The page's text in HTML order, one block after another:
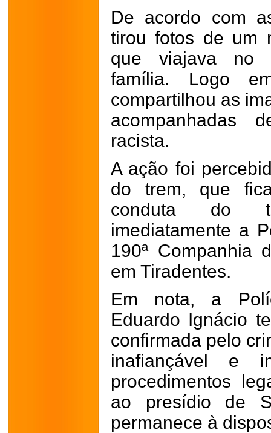
De acordo com
tirou fotos de um
que viajava no
família. Logo
compartilhou as
acompanhadas
racista.
A ação foi
do trem, que
conduta do
imediatamente a
190ª Companhia
em Tiradentes.
Em nota, a
Eduardo Ignácio
confirmada pelo
inafiançável e
procedimentos
ao presídio de
permanece à